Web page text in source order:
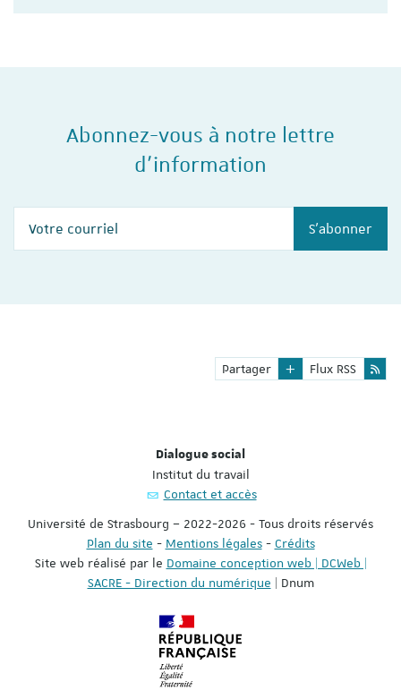
Abonnez-vous à notre lettre
d'information
S'abonner
Partager Flux RSS
Dialogue social
Institut du travail
Contact et accès
Université de Strasbourg – 2022-2026 - Tous droits réservés
Plan du site - Mentions légales- Crédits
Site web réalisé par le Domaine conception web | DCWeb |
SACRE - Direction du numérique | Dnum